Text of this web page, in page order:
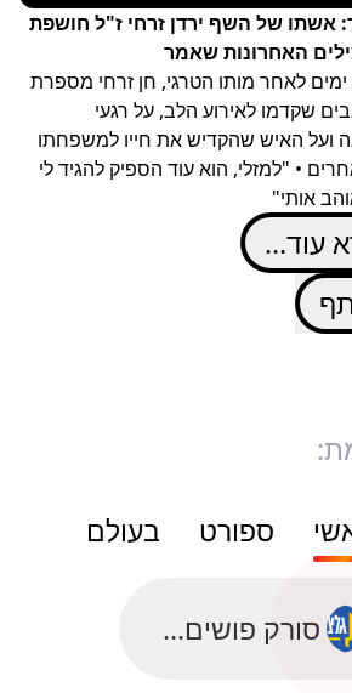
אשתו של השף ירדן זרחי ז"ל חושפת
האחרונות שאמר
לאחר מותו הטרגי, חן זרחי מספרת
שקדמו לאירוע הלב, על רגעי
ועל האיש שהקדיש את חייו למשפחתו
• "למזלי, הוא עוד הספיק להגיד לי
אותי"
עוד...
ספורט בעולם
סורק פושים...